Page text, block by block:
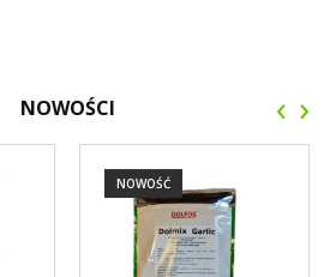
NOWOŚCI
NOWOŚĆ
‹ ›